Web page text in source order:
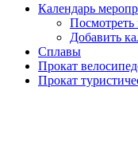
Календарь
Посмотреть
Добавить
Сплавы
Прокат
Прокат